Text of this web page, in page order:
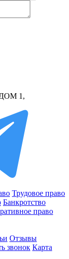
1,
Трудовое право
Банкротство
право
Отзывы
звонок Карта